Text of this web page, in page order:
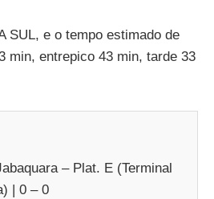
SUL, e o tempo estimado de
min, entrepico 43 min, tarde 33
– Plat. E (Terminal
| 0 – 0